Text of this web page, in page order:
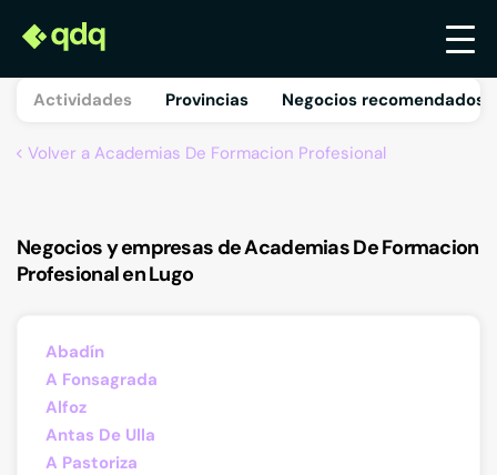
Actividades Provincias Negocios recomendados
Volver a Academias De Formacion Profesional
Negocios y empresas de Academias De Formacion
Profesional en Lugo
Abadín
A Fonsagrada
Alfoz
Antas De Ulla
A Pastoriza